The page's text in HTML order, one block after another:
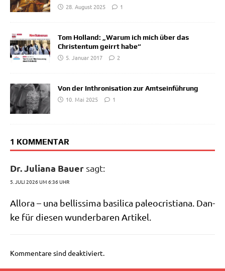
28. August 2025
1
Tom Holland: „Warum ich mich über das
Christentum geirrt habe“
5. Januar 2017
2
Von der Inthronisation zur Amtseinführung
10. Mai 2025
1
1 KOMMENTAR
Dr. Juliana Bauer sagt:
5. JULI 2026 UM 6:36 UHR
All­o­ra – una bel­lis­si­ma basi­li­ca paleo­cri­stia­na. Dan­
ke für die­sen wun­der­ba­ren Artikel.
Kommentare sind deaktiviert.